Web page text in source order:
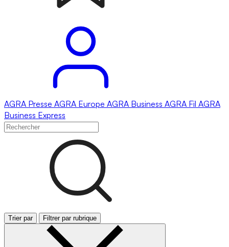
AGRA Presse AGRA Europe AGRA Business AGRA Fil AGRA
Business Express
Trier par Filtrer par rubrique